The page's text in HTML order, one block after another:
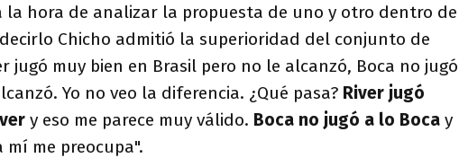
la hora de analizar la propuesta de uno y otro dentro de
Chicho admitió la superioridad del conjunto de
jugó muy bien en Brasil pero no le alcanzó, Boca no jugó
Yo no veo la diferencia. ¿Qué pasa? River jugó
y eso me parece muy válido. Boca no jugó a lo Boca y
mí me preocupa".